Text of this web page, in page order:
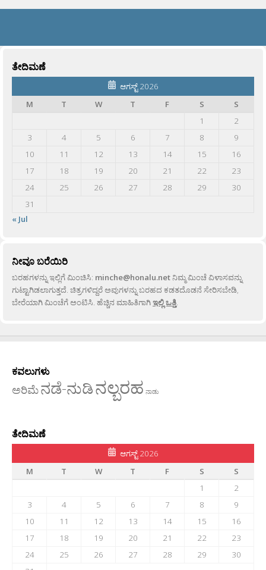
ತೇದಿಮಣೆ
ಆಗಸ್ಟ್ 2026
M
T W T F S
S
1
2
3
4 5 6 7 8
9
10
11 12 13 14 15
16
17
18 19 20 21 22
23
24
25 26 27 28 29
30
31
« Jul
ನೀವೂ ಬರೆಯಿರಿ
ಬರಹಗಳನ್ನು ಇಲ್ಲಿಗೆ ಮಿಂಚಿಸಿ: minche@honalu.netನಿಮ್ಮ ಮಿಂಚೆ ವಿಳಾಸವನ್ನು
ಗುಟ್ಟಾಗಿಡಲಾಗುತ್ತದೆ. ಚಿತ್ರಗಳಿದ್ದರೆ ಅವುಗಳನ್ನು ಬರಹದ ಕಡತದೊಡನೆ ಸೇರಿಸಬೇಡಿ,
ಬೇರೆಯಾಗಿ ಮಿಂಚೆಗೆ ಅಂಟಿಸಿ. ಹೆಚ್ಚಿನ ಮಾಹಿತಿಗಾಗಿಇಲ್ಲಿ ಒತ್ತಿ
ಕವಲುಗಳು
ಅರಿಮೆನಡೆ-ನುಡಿನಲ್ಬರಹ ನಾಡು
ತೇದಿಮಣೆ
ಆಗಸ್ಟ್ 2026
M
T W T F S
S
1
2
3
4 5 6 7 8
9
10
11 12 13 14 15
16
17
18 19 20 21 22
23
24
25 26 27 28 29
30